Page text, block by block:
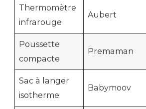
Thermomètre
infrarouge
Aubert
Poussette
compacte
Premaman
Sac à langer
isotherme
Babymoov